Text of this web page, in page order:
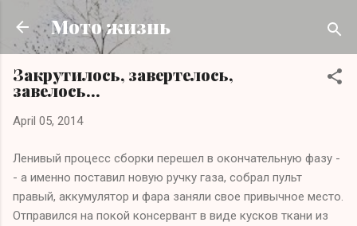
Мото жизнь
Закрутилось, завертелось,
завелось...
April 05, 2014
Ленивый процесс сборки перешел в окончательную фазу -
- а именно поставил новую ручку газа, собрал пульт
правый, аккумулятор и фара заняли свое привычное место.
Отправился на покой консервант в виде кусков ткани из